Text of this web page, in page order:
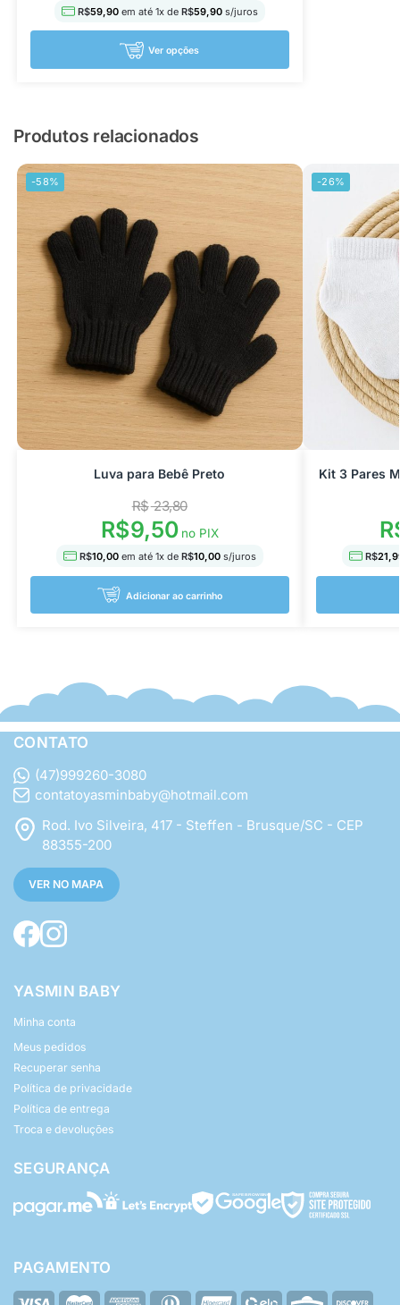
R$59,90 em até 1x de R$59,90s/juros
Ver opções
Produtos relacionados
-58%
Luva para Bebê Preto
R$23,80
R$9,50no PIX
R$10,00 em até 1x de R$10,00s/juros
Adicionar ao carrinho
-26%
Kit 3 Pares
R$
CONTATO
(47)999260-3080
contatoyasminbaby@hotmail.com
Rod. Ivo Silveira, 417 - Steffen - Brusque/SC - CEP
88355-200
VER NO MAPA
YASMIN BABY
Minha conta
Meus pedidos
Recuperar senha
Política de privacidade
Política de entrega
Troca e devoluções
SEGURANÇA
PAGAMENTO